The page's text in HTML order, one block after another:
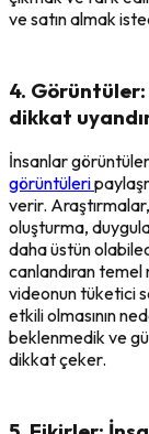
ve satın almak
4.
dikkat
İnsanlar
görüntüleri
verir.
oluşturma,
daha üstün
canlandıran
videonun tüketici
etkili olmasının
beklenmedik ve
dikkat çeker.